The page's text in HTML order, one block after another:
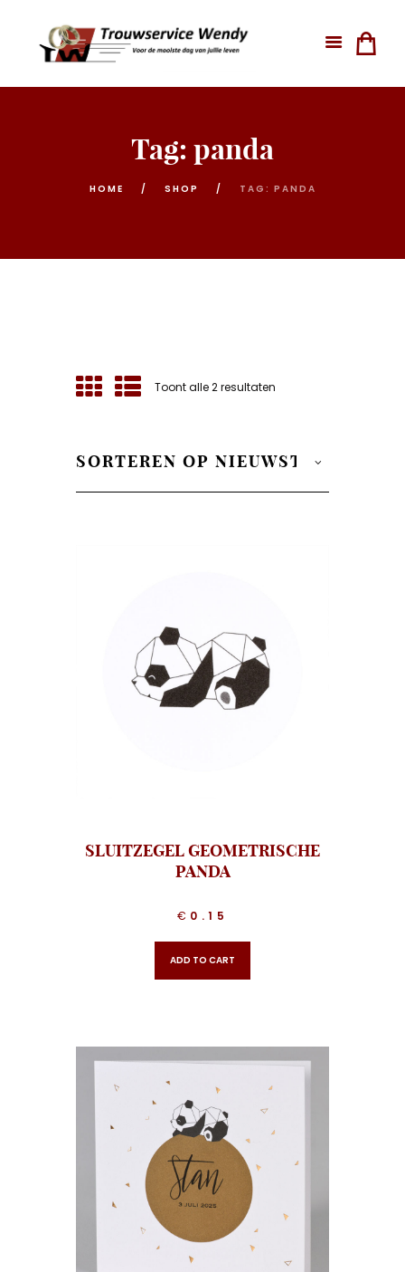
Tag: panda
HOME SHOP TAG: PANDA
Toont alle 2 resultatenGesorteerd
SLUITZEGEL GEOMETRISCHE
PANDA
€ 0.15
ADD TO CART